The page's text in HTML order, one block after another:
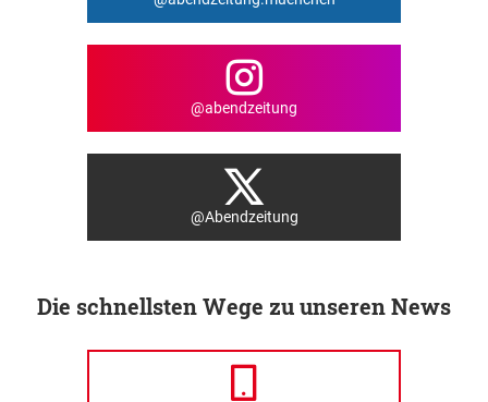
@abendzeitung
@Abendzeitung
Die schnellsten Wege zu unseren News